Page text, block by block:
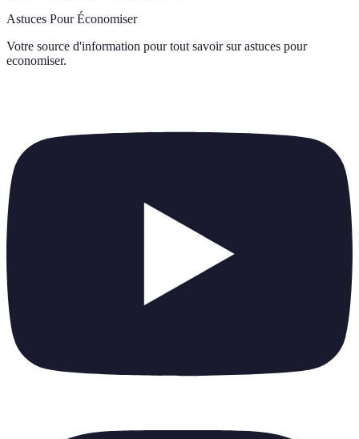
Astuces Pour Économiser
Votre source d'information pour tout savoir sur astuces pour
economiser.